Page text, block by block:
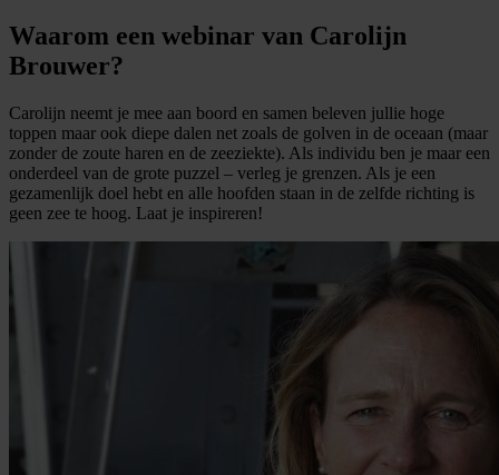
Waarom een webinar van Carolijn
Brouwer?
Carolijn neemt je mee aan boord en samen beleven jullie hoge
toppen maar ook diepe dalen net zoals de golven in de oceaan (maar
zonder de zoute haren en de zeeziekte). Als individu ben je maar een
onderdeel van de grote puzzel – verleg je grenzen. Als je een
gezamenlijk doel hebt en alle hoofden staan in de zelfde richting is
geen zee te hoog. Laat je inspireren!